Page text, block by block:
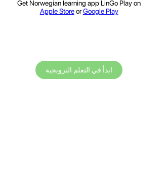
Get Norwegian learning app LinGo Play on
Apple StoreorGoogle Play
ابدأ في التعلم النرويجية